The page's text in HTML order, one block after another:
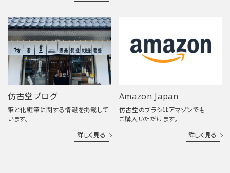
仿古堂ブログ
筆と化粧筆に関する情報を掲載して
います。
詳しく見る
Amazon Japan
仿古堂のブラシはアマゾンでも
ご購入いただけます。
詳しく見る